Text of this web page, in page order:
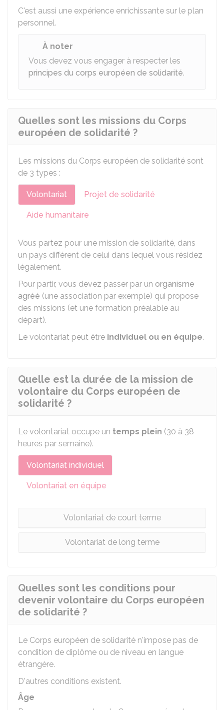
C'est aussi une expérience enrichissante sur le plan
personnel.
À noter
Vous devez vous engager à respecter les
principes du corps européen de solidarité.
Quelles sont les missions du Corps
européen de solidarité ?
Les missions du Corps européen de solidarité sont
de 3 types :
Volontariat Projet de solidarité
Aide humanitaire
Vous partez pour une mission de solidarité, dans
un pays différent de celui dans lequel vous résidez
légalement.
Pour partir, vous devez passer par un organisme
agréé (une association par exemple) qui propose
des missions (et une formation préalable au
départ).
Le volontariat peut être individuel ou en équipe.
Quelle est la durée de la mission de
volontaire du Corps européen de
solidarité ?
Le volontariat occupe un temps plein (30 à 38
heures par semaine).
Volontariat individuel
Volontariat en équipe
Volontariat de court terme
Volontariat de long terme
Quelles sont les conditions pour
devenir volontaire du Corps européen
de solidarité ?
Le Corps européen de solidarité n'impose pas de
condition de diplôme ou de niveau en langue
étrangère.
D'autres conditions existent.
Âge